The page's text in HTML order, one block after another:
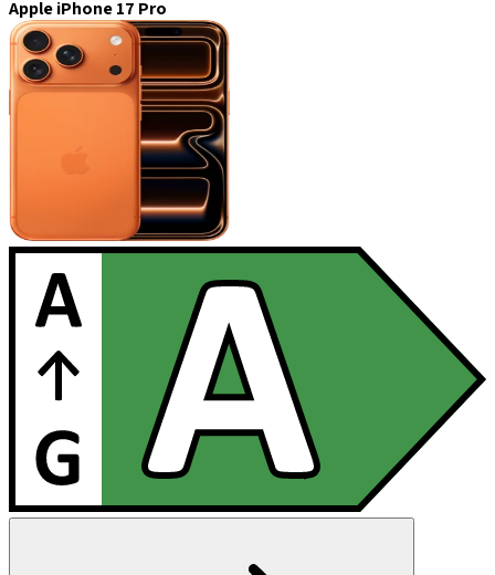
Apple iPhone 17 Pro